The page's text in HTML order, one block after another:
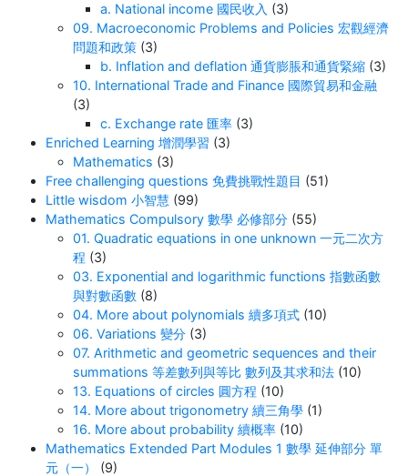
a. National income 國民收入 (3)
09. Macroeconomic Problems and Policies 宏觀經濟
問題和政策 (3)
b. Inflation and deflation 通貨膨脹和通貨緊縮 (3)
10. International Trade and Finance 國際貿易和金融
(3)
c. Exchange rate 匯率 (3)
Enriched Learning 增潤學習 (3)
Mathematics (3)
Free challenging questions 免費挑戰性題目 (51)
Little wisdom 小智慧 (99)
Mathematics Compulsory 數學 必修部分 (55)
01. Quadratic equations in one unknown 一元二次方
程 (3)
03. Exponential and logarithmic functions 指數函數
與對數函數 (8)
04. More about polynomials 續多項式 (10)
06. Variations 變分 (3)
07. Arithmetic and geometric sequences and their
summations 等差數列與等比 數列及其求和法 (10)
13. Equations of circles 圓方程 (10)
14. More about trigonometry 續三角學 (1)
16. More about probability 續概率 (10)
Mathematics Extended Part Modules 1 數學 延伸部分 單
元（一）
(9)